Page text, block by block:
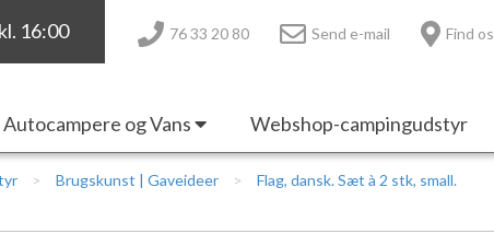
16:00 76 33 20 80 Send e-mail Find os
Autocampere og Vans Webshop-campingudstyr
Brugskunst | Gaveideer Flag, dansk. Sæt à 2 stk, small.